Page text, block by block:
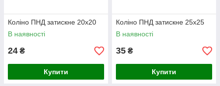
Коліно ПНД затискне 20х20
В наявності
24 ₴
Купити
Коліно ПНД затискне 25х25
В наявності
35 ₴
Купити